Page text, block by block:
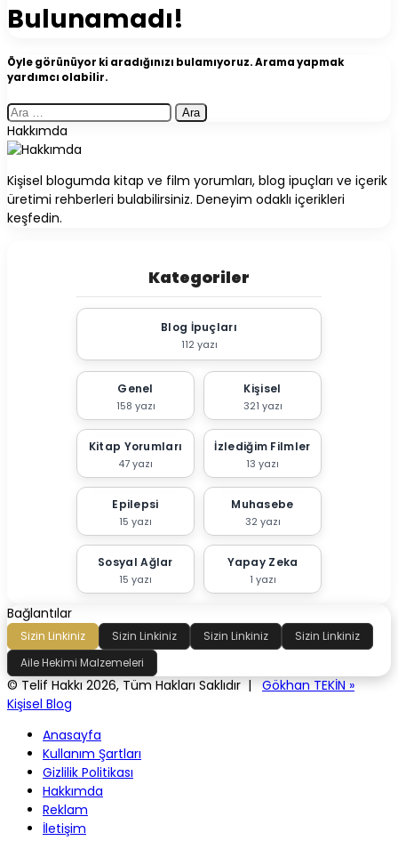
Bulunamadı!
Öyle görünüyor ki aradığınızı bulamıyoruz. Arama yapmak
yardımcı olabilir.
Arama:
Hakkımda
Kişisel blogumda kitap ve film yorumları, blog ipuçları ve içerik
üretimi rehberleri bulabilirsiniz. Deneyim odaklı içerikleri
keşfedin.
Kategoriler
Blog İpuçları
112 yazı
Genel
158 yazı
Kişisel
321 yazı
Kitap Yorumları
47 yazı
İzlediğim Filmler
13 yazı
Epilepsi
15 yazı
Muhasebe
32 yazı
Sosyal Ağlar
15 yazı
Yapay Zeka
1 yazı
Bağlantılar
Sizin Linkiniz Sizin Linkiniz Sizin Linkiniz
Sizin Linkiniz
Aile Hekimi Malzemeleri
© Telif Hakkı 2026, Tüm Hakları Saklıdır |Gökhan TEKİN »
Kişisel Blog
Anasayfa
Kullanım Şartları
Gizlilik Politikası
Hakkımda
Reklam
İletişim